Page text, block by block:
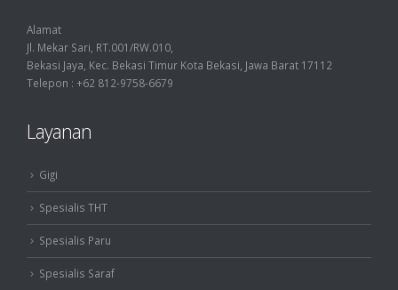
Alamat
Jl. Mekar Sari, RT.001/RW.010,
Bekasi Jaya, Kec. Bekasi Timur Kota Bekasi, Jawa Barat 17112
Telepon : +62 812-9758-6679
Layanan
Gigi
Spesialis THT
Spesialis Paru
Spesialis Saraf